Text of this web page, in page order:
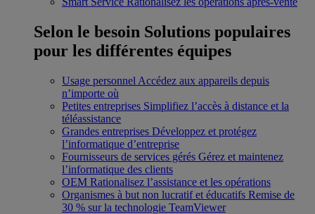
Selon le besoin Solutions populaires
pour les différentes équipes
Usage personnel Accédez aux appareils depuis
n’importe où
Petites entreprises Simplifiez l’accès à distance et la
téléassistance
Grandes entreprises Développez et protégez
l’informatique d’entreprise
Fournisseurs de services gérés Gérez et maintenez
l’informatique des clients
OEM Rationalisez l’assistance et les opérations
Organismes à but non lucratif et éducatifs Remise de
30 % sur la technologie TeamViewer